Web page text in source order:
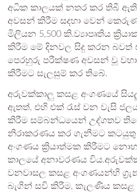
අධික කාලයක් නතර කර තිබී ඇති
අවසන් කිරීම සදහා වෙන්
මිලියන 5,500 කි.ව්‍යාපෘතිය
කිරීම මේ දිනවල සිදු කරන බවත්
පෙරහුරු පරීක්ෂණ අවසන් වූ වහා
කිරීමට සැලසුම් කර තිබේ.
අරුවක්කාලු කසළ අංගණයේ
ඇතත්, එහි එක් රැස් වන වැසි
කිරීම සම්බන්ධයෙන් උද්ගතව
නිරාකරණය කර ගැනීමට
අංගණය ක්‍රියාත්මක කිරීමට
කාලයේ අනාවරණය
වනවාසල කසළ අංගණයන්හි
බැගින් සවි කිරීම, කැලණිය කසළ